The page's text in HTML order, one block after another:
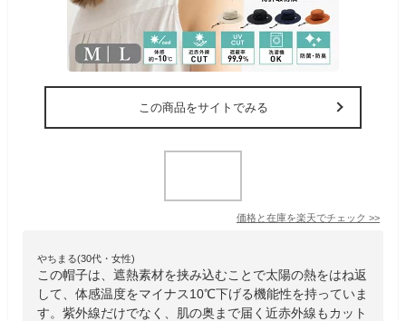
この商品をサイトでみる
価格と在庫を楽天でチェック >>
やちまる(30代・女性)
この帽子は、遮熱素材を挟み込むことで太陽の熱をはね返
して、体感温度をマイナス10℃下げる機能性を持っていま
す。紫外線だけでなく、肌の奥まで届く近赤外線もカット